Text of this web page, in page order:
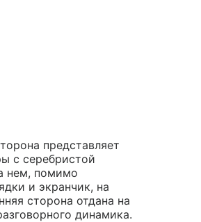
представляет
с серебристой
нем, помимо
и экранчик, на
сторона отдана на
динамика.